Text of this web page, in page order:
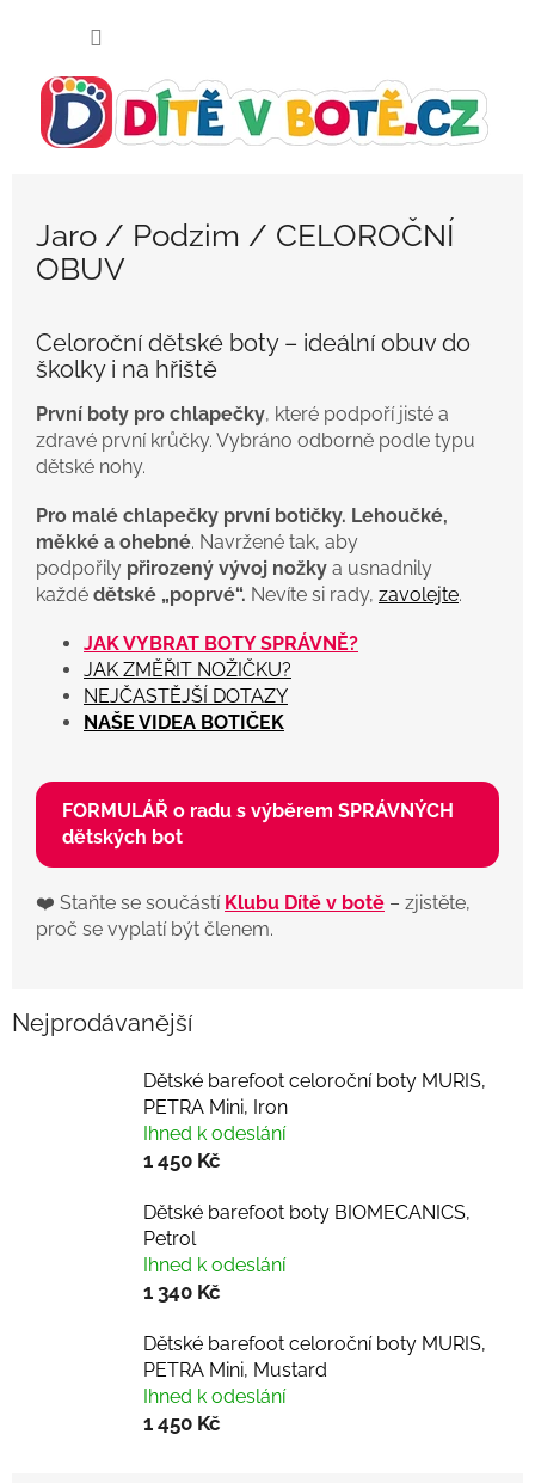
Jaro / Podzim / CELOROČNÍ
OBUV
Celoroční dětské boty – ideální obuv do
školky i na hřiště
První boty pro chlapečky, které podpoří jisté a
zdravé první krůčky. Vybráno odborně podle typu
dětské nohy.
Pro malé chlapečky první botičky. Lehoučké,
měkké a ohebné. Navržené tak, aby
podpořily přirozený vývoj nožky a usnadnily
každé dětské „poprvé“. Nevíte si rady, zavolejte.
JAK VYBRAT BOTY SPRÁVNĚ?
JAK ZMĚŘIT NOŽIČKU?
NEJČASTĚJŠÍ DOTAZY
NAŠE VIDEA BOTIČEK
FORMULÁŘ o radu s výběrem SPRÁVNÝCH
dětských bot
❤️ Staňte se součástí Klubu Dítě v botě – zjistěte,
proč se vyplatí být členem.
Nejprodávanější
Dětské barefoot celoroční boty MURIS,
PETRA Mini, Iron
Ihned k odeslání
1 450 Kč
Dětské barefoot boty BIOMECANICS,
Petrol
Ihned k odeslání
1 340 Kč
Dětské barefoot celoroční boty MURIS,
PETRA Mini, Mustard
Ihned k odeslání
1 450 Kč